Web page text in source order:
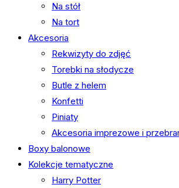
Na stół
Na tort
Akcesoria
Rekwizyty do zdjęć
Torebki na słodycze
Butle z helem
Konfetti
Piniaty
Akcesoria imprezowe i
Boxy balonowe
Kolekcje tematyczne
Harry Potter